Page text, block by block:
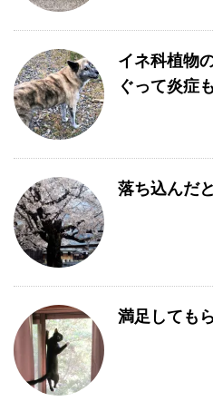
イネ科植物
ぐって炎症も
落ち込んだ
満足しても